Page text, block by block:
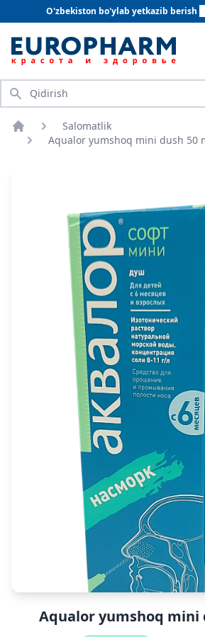
O'zbekiston bo'ylab yetkazib berish
Qidirish
Bosh sahifa
Salomatlik
Aqualor yumshoq mini dush 50
Aqualor yumshoq mini